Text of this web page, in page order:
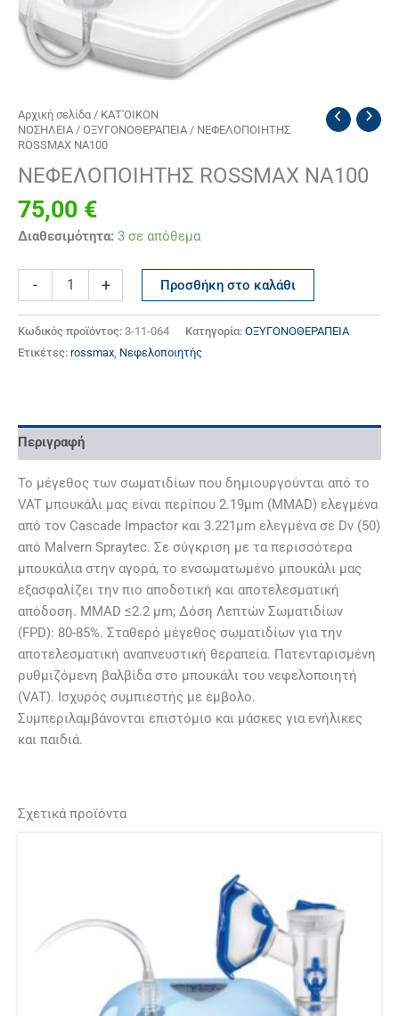
Αρχική σελίδα / ΚΑΤ'ΟΙΚΟΝ
ΝΟΣΗΛΕΙΑ / ΟΞΥΓΟΝΟΘΕΡΑΠΕΙΑ / ΝΕΦΕΛΟΠΟΙΗΤΗΣ
ROSSMAX NA100
ΝΕΦΕΛΟΠΟΙΗΤΗΣ ROSSMAX NA100
75,00 €
Διαθεσιμότητα: 3 σε απόθεμα
-
ΝΕΦΕΛΟΠΟΙΗΤΗΣ
ROSSMAX
NA100
ποσότητα
+ Προσθήκη στο καλάθι
Κωδικός προϊόντος: 3-11-064 Κατηγορία: ΟΞΥΓΟΝΟΘΕΡΑΠΕΙΑ
Ετικέτες: rossmax, Νεφελοποιητής
Περιγραφή
Το μέγεθος των σωματιδίων που δημιουργούνται από το
VAT μπουκάλι μας είναι περίπου 2.19μm (MMAD) ελεγμένα
από τον Cascade Impactor και 3.221μm ελεγμένα σε Dv (50)
από Malvern Spraytec. Σε σύγκριση με τα περισσότερα
μπουκάλια στην αγορά, το ενσωματωμένο μπουκάλι μας
εξασφαλίζει την πιο αποδοτική και αποτελεσματική
απόδοση. MMAD ≤2.2 μm; Δόση Λεπτών Σωματιδίων
(FPD): 80-85%. Σταθερό μέγεθος σωματιδίων για την
αποτελεσματική αναπνευστική θεραπεία. Πατενταρισμένη
ρυθμιζόμενη βαλβίδα στο μπουκάλι του νεφελοποιητή
(VAT). Ισχυρός συμπιεστής με έμβολο.
Συμπεριλαμβάνονται επιστόμιο και μάσκες για ενήλικες
και παιδιά.
Σχετικά προϊόντα